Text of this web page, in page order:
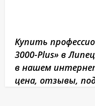
Купить
3000-Plus» в
в нашем
цена, отзывы,